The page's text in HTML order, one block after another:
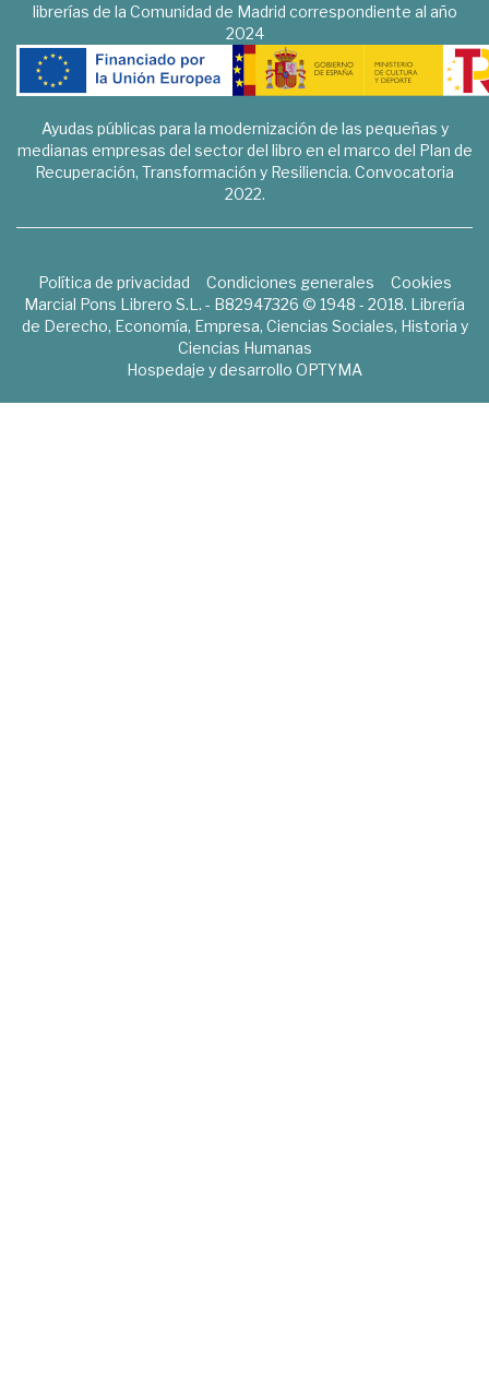
librerías de la Comunidad de Madrid correspondiente al año
2024
Ayudas públicas para la modernización de las pequeñas y
medianas empresas del sector del libro en el marco del Plan de
Recuperación, Transformación y Resiliencia. Convocatoria
2022.
Política de privacidad Condiciones generales
Cookies
Marcial Pons Librero S.L. - B82947326 © 1948 - 2018. Librería
de Derecho, Economía, Empresa, Ciencias Sociales, Historia y
Ciencias Humanas
Hospedaje y desarrollo OPTYMA